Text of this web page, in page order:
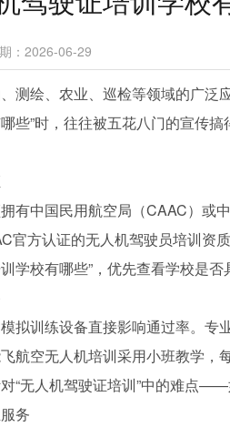
：2026-06-29
测绘、农业、巡检等领域的广泛
些”时，往往被五花八门的宣传
有中国民用航空局（CAAC）或
官方认证的无人机驾驶员培训资
学校有哪些”，优先查看学校是否
拟训练设备直接影响通过率。
航空无人机培训采用小班教学，
“无人机驾驶证培训”中的难点
务